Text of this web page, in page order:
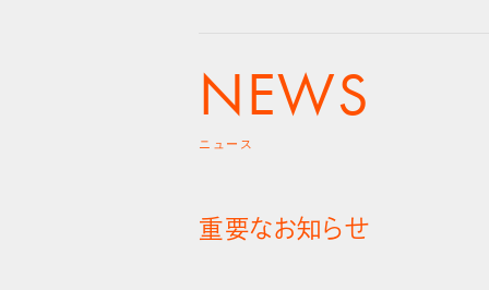
NEWS
ニュース
重要なお知らせ